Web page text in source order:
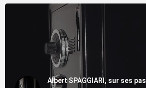
Albert SPAGGIARI, sur ses pas